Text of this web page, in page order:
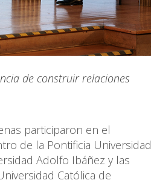
de construir relaciones
participaron en el
de la Pontificia Universidad
Adolfo Ibáñez y las
Católica de